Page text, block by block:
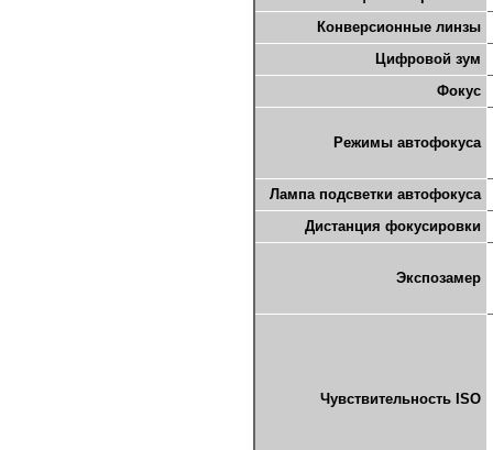
Конверсионные линзы
Цифровой зум
Фокус
Режимы автофокуса
Лампа подсветки автофокуса
Дистанция фокусировки
Экспозамер
Чувствительность ISO